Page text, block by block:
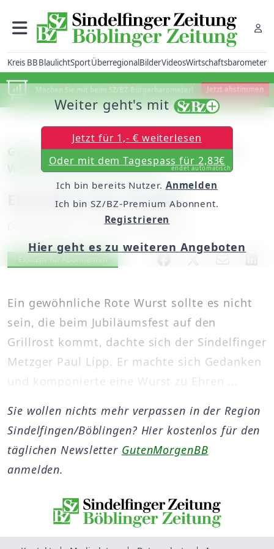
Kreis BBBlaulichtSportÜberregionalBilderVideosWirtschaftsbarometer
Machen Sie mit beim SZ/BZ-Bürgerbarometer! Jetzt abstimmen
Genuss regional: Jubiläumsknacker am
Wochenende auf dem Rost
Eine Wurst für Sindolf
Donnerstag, 18. Juli 2013, 00:00 Uhr
Artikel vorlesen
Exklusiv für Abonnenten
Ein gewöhnliche Rote Wurst sollte es nicht
sein, die beim Jubiläumsfest auf den
Grillrost kommt, dachte sich der Sindelfinger
Metzger Paul Lipp. Er machte sich Gedanken
und komponierte eine Wurst zu Ehren ...
Weiter geht's mit
Jetzt für 1,- € weiterlesen
Oder mit dem Tagespass für 2,83€
endet automatisch
Ich bin bereits Nutzer. Anmelden
Ich bin SZ/BZ-Premium Abonnent.
Registrieren
Hier geht es zu weiteren Angeboten
Sie wollen nichts mehr verpassen in der Region
Sindelfingen/Böblingen? Hier kostenlos für den
täglichen Newsletter GutenMorgenBB
anmelden.